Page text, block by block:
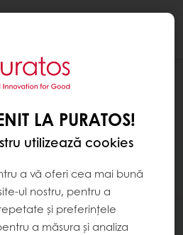
LA PURATOS!
utilizează cookies
a vă oferi cea mai bună
ul nostru, pentru a
și preferințele
a măsura și analiza